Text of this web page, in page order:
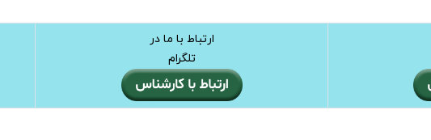
ارتباط با ما در
تلگرام